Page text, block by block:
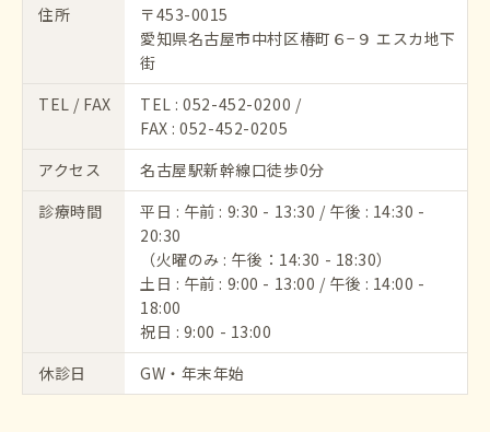
住所
〒453-0015
愛知県名古屋市中村区椿町６−９ エスカ地下
街
TEL / FAX
TEL :052-452-0200 /
FAX : 052-452-0205
アクセス
名古屋駅新幹線口徒歩0分
診療時間
平日 : 午前 : 9:30 - 13:30 / 午後 : 14:30 -
20:30
（火曜のみ : 午後：14:30 - 18:30）
土日 : 午前 : 9:00 - 13:00 / 午後 : 14:00 -
18:00
祝日 : 9:00 - 13:00
休診日
GW・年末年始